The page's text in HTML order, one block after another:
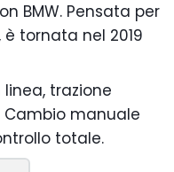
BMW. Pensata per
tornata nel 2019
trazione
manuale
totale.